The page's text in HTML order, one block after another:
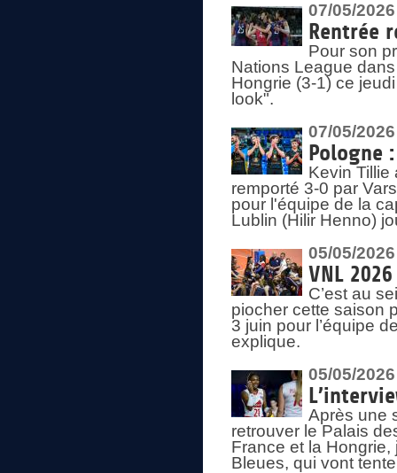
07/05/2026
Rentrée
Pour son
Nations League
Hongrie (3-1) ce
look".
07/05/2026
Pologne
Kevin Tillie
remporté 3-0 par
pour l'équipe de la
Lublin (Hilir Henno)
05/05/2026
VNL
C’est au
piocher cette saison
3 juin pour l’équipe
explique.
05/05/2026
Après une
retrouver le Palais
France et la Hongrie,
Bleues, qui vont